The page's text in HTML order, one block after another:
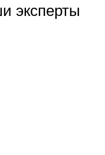
эксперты